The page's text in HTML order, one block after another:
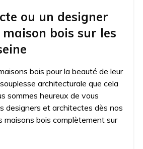
ou un designer
bois sur les
bois pour la beauté de leur
architecturale que cela
sommes heureux de vous
designers et architectes dès nos
maisons bois complètement sur